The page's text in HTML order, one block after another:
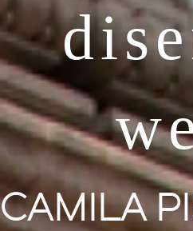
CAMILA